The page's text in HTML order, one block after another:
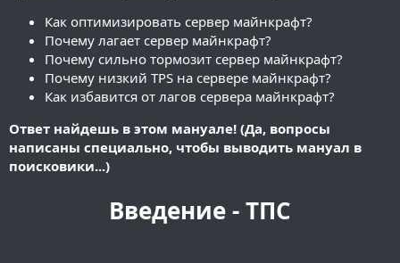
Как оптимизировать сервер майнкрафт?
Почему лагает сервер майнкрафт?
Почему сильно тормозит сервер майнкрафт?
Почему низкий TPS на сервере майнкрафт?
Как избавится от лагов сервера майнкрафт?
Ответ найдешь в этом мануале! (Да, вопросы
написаны специально, чтобы выводить мануал в
поисковики...)
Введение - ТПС